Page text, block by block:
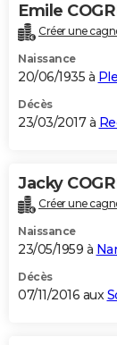
Emile
Créer une
Naissance
20/06/1935 à
Décès
23/03/2017 à
Jacky
Créer une
Naissance
23/05/1959 à
Décès
07/11/2016 aux